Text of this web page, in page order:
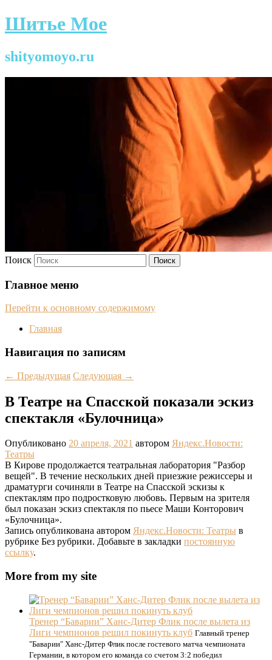
Шитье Мое
shityomoyo.ru
Поиск
Главное меню
Перейти к основному содержимому
Главная
Навигация по записям
← Предыдущая Следующая →
В Театре на Спасской показали эскиз
спектакля «Булочница»
Опубликовано 20 апреля, 2021 автором Яндекс.Новости:
Театры
В Кирове продолжается театральная лаборатория "Разбор
вещей". В течение нескольких дней приезжие режиссеры и
драматурги сочиняли в Театре на Спасской эскизы к
спектаклям про подростковую любовь. Первым на зрителя
был показан эскиз спектакля по пьесе Маши Конторович
«Булочница».
Запись опубликована автором Яндекс.Новости: Театры в
рубрике Без рубрики. Добавьте в закладки постоянную
ссылку.
More from my site
Тренер “Баварии” Ханс-Дитер Флик после вылета из
Лиги чемпионов решил покинуть клуб Главный тренер
"Баварии" Ханс-Дитер Флик после гостевого матча чемпионата
Германии, в котором его команда со счетом 3:2 победил